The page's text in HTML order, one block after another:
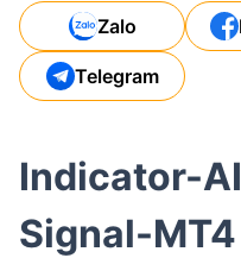
Zalo
Telegram
Indicator-
Signal-MT4